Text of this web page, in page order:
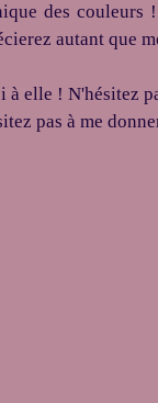
des couleurs
autant que
à elle ! N'hésitez
pas à me